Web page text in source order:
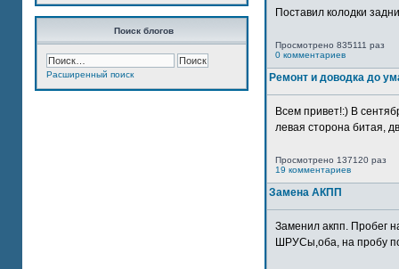
Поиск блогов
Расширенный поиск
Поставил колодки
Просмотрено 835111 раз
0 комментариев
Ремонт и доводка до
Всем привет!:) В
левая сторона битая,
Просмотрено 137120 раз
19 комментариев
Замена АКПП
Заменил акпп. Пробег
ШРУСы,оба, на пробу